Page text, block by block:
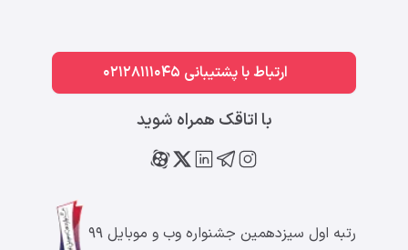
ارتباط با پشتیبانی 02128111045
با اتاقک همراه شوید
رتبه اول سیزدهمین جشنواره وب و موبایل ۹۹